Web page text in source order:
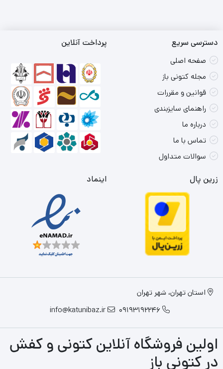
دسترسی سریع
صفحه اصلی
مجله کتونی باز
قوانین و مقررات
راهنمای سایزبندی
درباره ما
تماس با ما
سوالات متداول
پرداخت آنلاین
زرین پال اینماد
استان تهران، شهر تهران
09193192246
info@katunibaz.ir
اولین فروشگاه آنلاین کتونی و کفش
در کتونی باز